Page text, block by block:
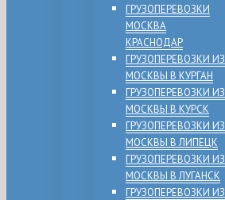
ГРУЗОПЕРЕВОЗКИ
МОСКВА
КРАСНОДАР
ГРУЗОПЕРЕВОЗКИ ИЗ
МОСКВЫ В КУРГАН
ГРУЗОПЕРЕВОЗКИ ИЗ
МОСКВЫ В КУРСК
ГРУЗОПЕРЕВОЗКИ ИЗ
МОСКВЫ В ЛИПЕЦК
ГРУЗОПЕРЕВОЗКИ ИЗ
МОСКВЫ В ЛУГАНСК
ГРУЗОПЕРЕВОЗКИ ИЗ